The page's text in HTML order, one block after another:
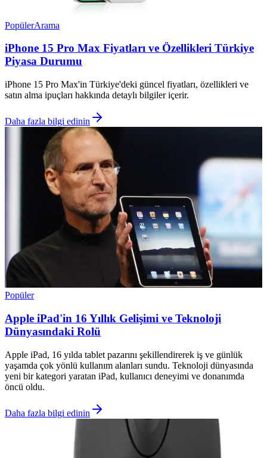
PopülerArama
iPhone 15 Pro Max Fiyatları ve Özellikleri Türkiye
Piyasa Durumu
iPhone 15 Pro Max'in Türkiye'deki güncel fiyatları, özellikleri ve
satın alma ipuçları hakkında detaylı bilgiler içerir.
Daha fazla bilgi edinin
Popüler
Apple iPad'in 16 Yıllık Gelişimi ve Teknoloji
Dünyasındaki Rolü
Apple iPad, 16 yılda tablet pazarını şekillendirerek iş ve günlük
yaşamda çok yönlü kullanım alanları sundu. Teknoloji dünyasında
yeni bir kategori yaratan iPad, kullanıcı deneyimi ve donanımda
öncü oldu.
Daha fazla bilgi edinin